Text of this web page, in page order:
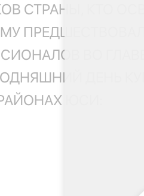
СТРАНЫ, КТО
ВО ГЛАВЕ
ДЕНЬ
ЮСИ: